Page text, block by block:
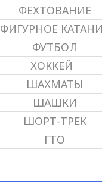
ФЕХТОВАНИЕ
ФИГУРНОЕ
ФУТБОЛ
ХОККЕЙ
ШАХМАТЫ
ШАШКИ
ШОРТ-ТРЕК
ГТО